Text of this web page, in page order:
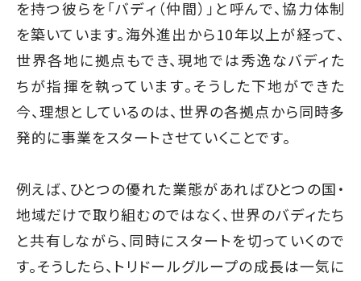
を持つ彼らを「バディ（仲間）」と呼んで、協力体制
を築いています。海外進出から10年以上が経って、
世界各地に拠点もでき、現地では秀逸なバディた
ちが指揮を執っています。そうした下地ができた
今、理想としているのは、世界の各拠点から同時多
発的に事業をスタートさせていくことです。
例えば、ひとつの優れた業態があればひとつの国・
地域だけで取り組むのではなく、世界のバディたち
と共有しながら、同時にスタートを切っていくので
す。そうしたら、トリドールグループの成長は一気に